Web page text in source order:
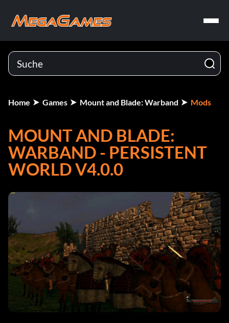
Home Games Mount and Blade: Warband Mods
MOUNT AND BLADE:
WARBAND - PERSISTENT
WORLD V4.0.0